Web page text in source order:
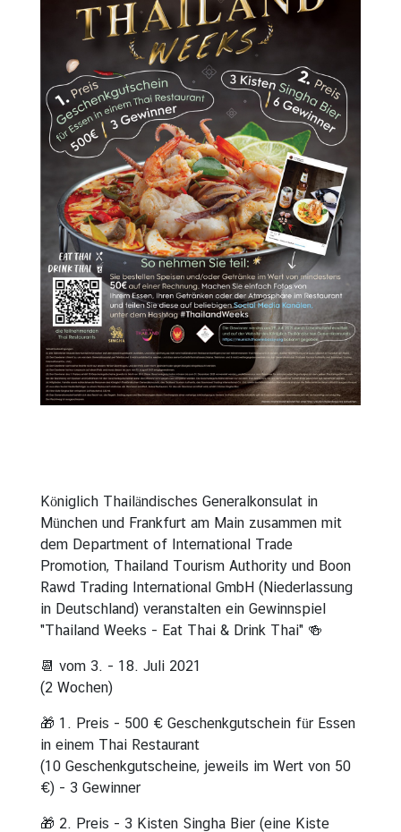
ส
น
อ
ณ
า
จั
ก
ร
Königlich Thailändisches Generalkonsulat in
München und Frankfurt am Main zusammen mit
dem Department of International Trade
Promotion, Thailand Tourism Authority und Boon
Rawd Trading International GmbH (Niederlassung
in Deutschland) veranstalten ein Gewinnspiel
"Thailand Weeks - Eat Thai & Drink Thai" 🍻
📆 vom 3. - 18. Juli 2021
(2 Wochen)
🎁 1. Preis - 500 € Geschenkgutschein für Essen
in einem Thai Restaurant
(10 Geschenkgutscheine, jeweils im Wert von 50
€) - 3 Gewinner
🎁 2. Preis - 3 Kisten Singha Bier (eine Kiste